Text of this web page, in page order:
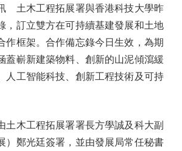
木工程拓展署與香港科技大學昨
，訂立雙方在可持續基建發展和土地
作框架。合作備忘錄今日生效，為期
蓋嶄新建築物料、創新的山泥傾瀉緩
人工智能科技、創新工程技術及可持
木工程拓展署署長方學誠及科大副
）鄭光廷簽署，並由發展局常任秘書